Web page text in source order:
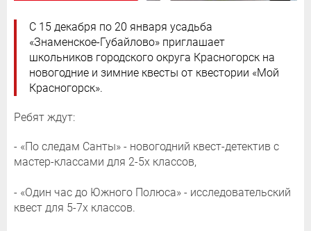
С 15 декабря по 20 января усадьба
«Знаменское-Губайлово» приглашает
школьников городского округа Красногорск на
новогодние и зимние квесты от квестории «Мой
Красногорск».
Ребят ждут:
- «По следам Санты» - новогодний квест-детектив с
мастер-классами для 2-5х классов,
- «Один час до Южного Полюса» - исследовательский
квест для 5-7х классов.